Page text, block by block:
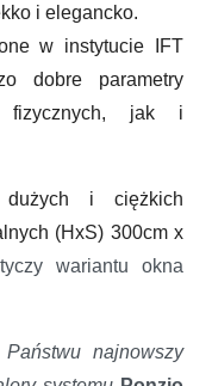
i elegancko.
w instytucie IFT
dobre parametry
fizycznych, jak i
dużych i ciężkich
(HxS) 300cm x
wariantu okna
najnowszy